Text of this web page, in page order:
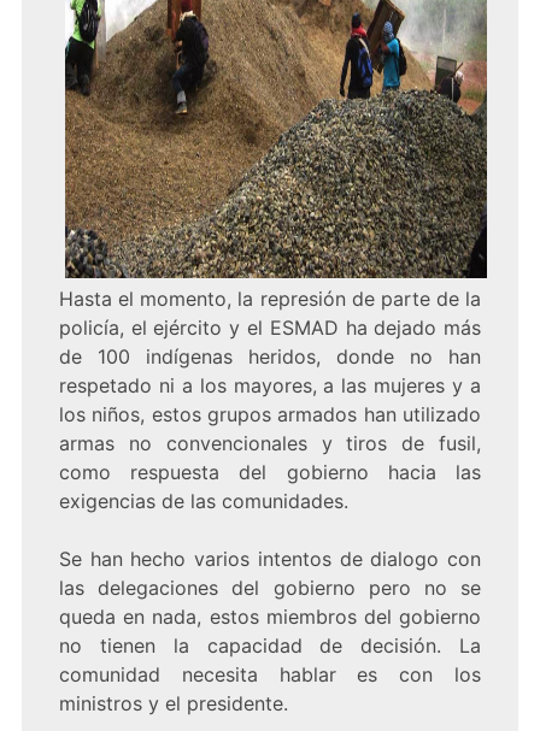
Hasta el momento, la represión de parte de la
policía, el ejército y el ESMAD ha dejado más
de 100 indígenas heridos, donde no han
respetado ni a los mayores, a las mujeres y a
los niños, estos grupos armados han utilizado
armas no convencionales y tiros de fusil,
como respuesta del gobierno hacia las
exigencias de las comunidades.
Se han hecho varios intentos de dialogo con
las delegaciones del gobierno pero no se
queda en nada, estos miembros del gobierno
no tienen la capacidad de decisión. La
comunidad necesita hablar es con los
ministros y el presidente.